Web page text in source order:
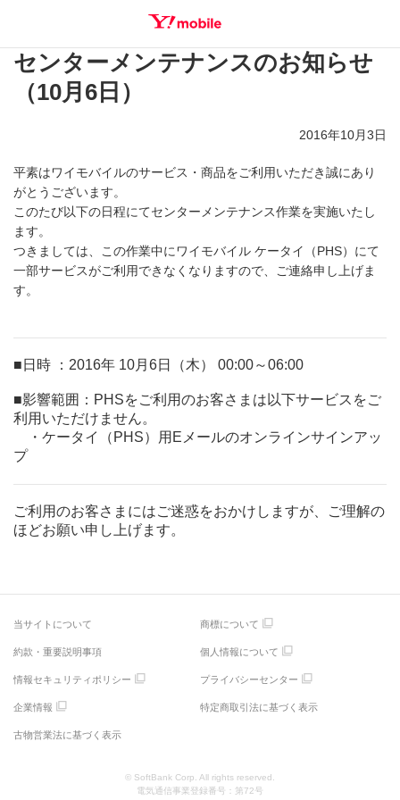
SEARCH
センターメンテナンスのお知らせ
（10月6日）
2016年10月3日
平素はワイモバイルのサービス・商品をご利用いただき誠にあり
がとうございます。
このたび以下の日程にてセンターメンテナンス作業を実施いたし
ます。
つきましては、この作業中にワイモバイル ケータイ（PHS）にて
一部サービスがご利用できなくなりますので、ご連絡申し上げま
す。
■日時 ：2016年 10月6日（木） 00:00～06:00
■影響範囲：PHSをご利用のお客さまは以下サービスをご
利用いただけません。
・ケータイ（PHS）用Eメールのオンラインサインアッ
プ
ご利用のお客さまにはご迷惑をおかけしますが、ご理解の
ほどお願い申し上げます。
当サイトについて 商標について
約款・重要説明事項 個人情報について
情報セキュリティポリシー プライバシーセンター
企業情報 特定商取引法に基づく表示
古物営業法に基づく表示
© SoftBank Corp. All rights reserved.
電気通信事業登録番号：第72号